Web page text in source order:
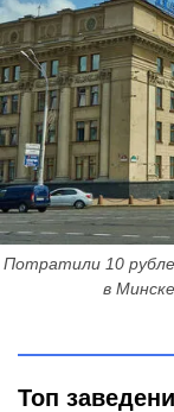
Потратили 10
в
Топ